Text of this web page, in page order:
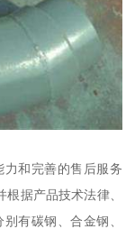
和完善的售后服务
据产品技术法律、
有碳钢、合金钢、